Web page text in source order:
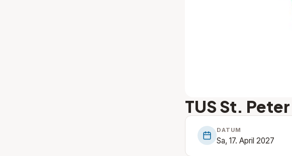
TUS St.
DATUM
Sa, 17. April 2027